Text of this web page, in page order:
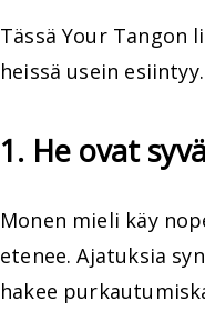
Tässä Your
heissä usein esiintyy.
1. He ovat
Monen mieli käy
etenee. Ajatuksia
hakee